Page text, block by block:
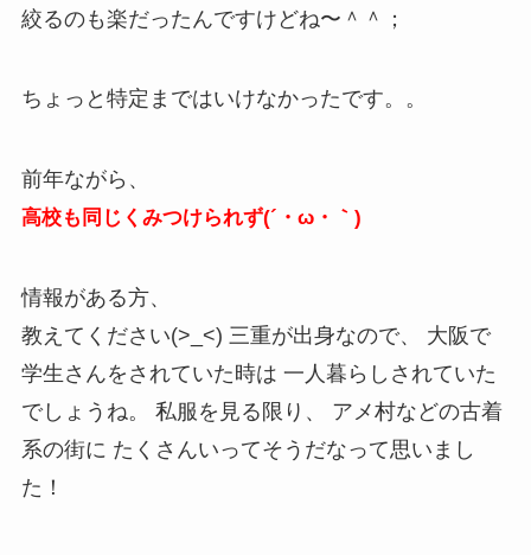
絞るのも楽だったんですけどね〜＾＾；
ちょっと特定まではいけなかったです。。
前年ながら、
高校も同じくみつけられず(´・ω・｀)
情報がある方、
教えてください(>_<) 三重が出身なので、 大阪で
学生さんをされていた時は 一人暮らしされていた
でしょうね。 私服を見る限り、 アメ村などの古着
系の街に たくさんいってそうだなって思いまし
た！